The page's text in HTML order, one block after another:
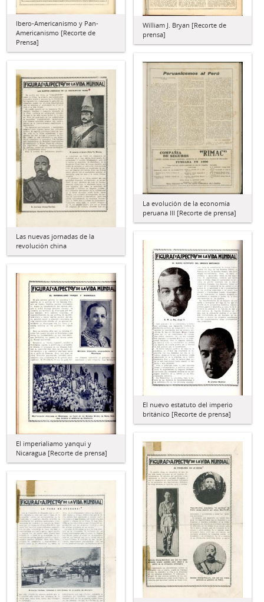
Ibero-Americanismo y Pan-
Americanismo [Recorte de
Prensa]
William J. Bryan [Recorte de
prensa]
La evolución de la economía
peruana III [Recorte de prensa]
Las nuevas jornadas de la
revolución china
El nuevo estatuto del imperio
británico [Recorte de prensa]
El imperialiamo yanqui y
Nicaragua [Recorte de prensa]